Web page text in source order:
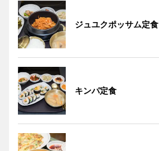
ジュユクポッサム定食
キンパ定食